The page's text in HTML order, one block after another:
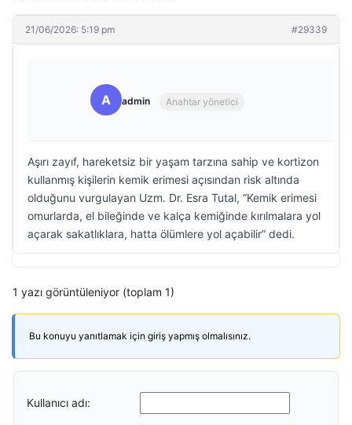
21/06/2026: 5:19 pm #29339
A admin Anahtar yönetici
Aşırı zayıf, hareketsiz bir yaşam tarzına sahip ve kortizon
kullanmış kişilerin kemik erimesi açısından risk altında
olduğunu vurgulayan Uzm. Dr. Esra Tutal, “Kemik erimesi
omurlarda, el bileğinde ve kalça kemiğinde kırılmalara yol
açarak sakatlıklara, hatta ölümlere yol açabilir” dedi.
1 yazı görüntüleniyor (toplam 1)
Bu konuyu yanıtlamak için giriş yapmış olmalısınız.
Kullanıcı adı: